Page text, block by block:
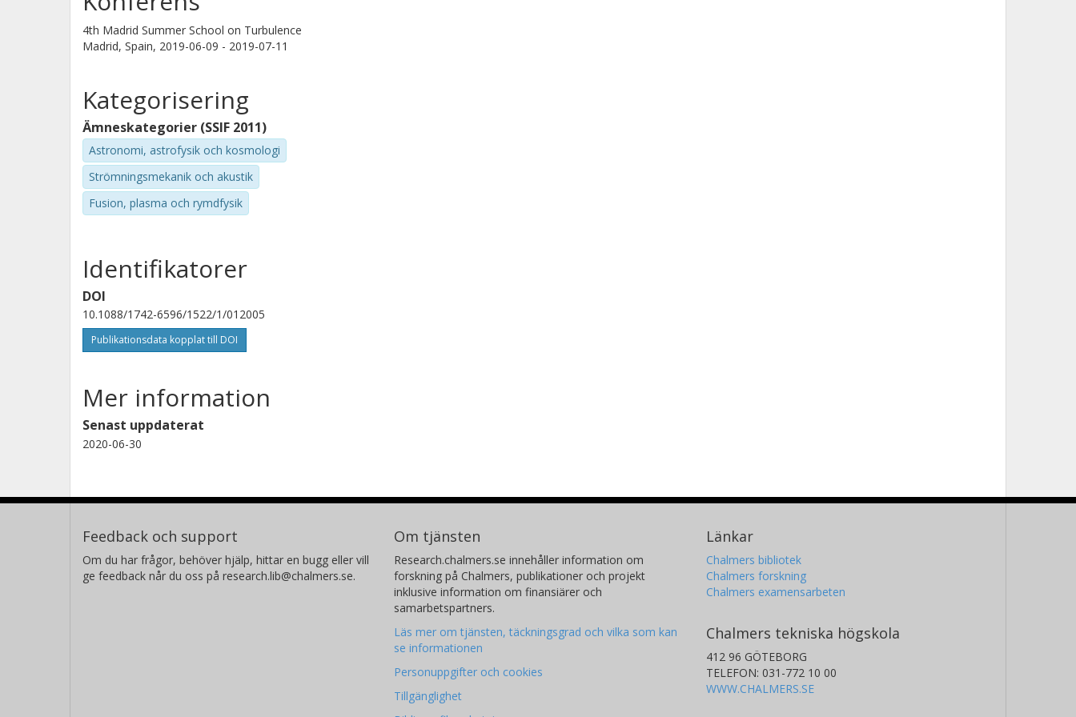
4th Madrid Summer School on Turbulence
Madrid, Spain, 2019-06-09 - 2019-07-11
Kategorisering
Ämneskategorier (SSIF 2011)
Astronomi, astrofysik och kosmologi
Strömningsmekanik och akustik
Fusion, plasma och rymdfysik
Identifikatorer
DOI
10.1088/1742-6596/1522/1/012005
Publikationsdata kopplat till DOI
Mer information
Senast uppdaterat
2020-06-30
Feedback och support
Om du har frågor, behöver hjälp, hittar en bugg eller vill
ge feedback når du oss på research.lib@chalmers.se.
Om tjänsten
Research.chalmers.se innehåller information om
forskning på Chalmers, publikationer och projekt
inklusive information om finansiärer och
samarbetspartners.
Läs mer om tjänsten, täckningsgrad och vilka som kan
se informationen
Personuppgifter och cookies
Tillgänglighet
Länkar
Chalmers bibliotek
Chalmers forskning
Chalmers examensarbeten
Chalmers tekniska högskola
412 96 GÖTEBORG
TELEFON: 031-772 10 00
WWW.CHALMERS.SE